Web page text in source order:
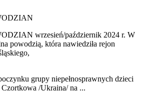
wrzesień/październik 2024 r. W
powodzią, która nawiedziła rejon
grupy niepełnosprawnych dzieci
/Ukraina/ na ...